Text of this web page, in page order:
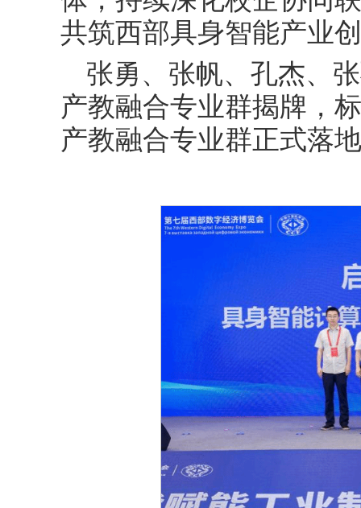
共筑西部具身智能产业
张勇、张帆、孔杰、
产教融合专业群揭牌，
产教融合专业群正式落